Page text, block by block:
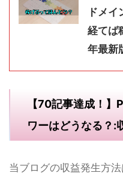
ドメ
経てば
年最新
【70記事達成！
ワーはどうなる？:
当ブログの収益発生方法